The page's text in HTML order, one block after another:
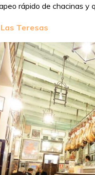
rápido de chacinas y
Teresas